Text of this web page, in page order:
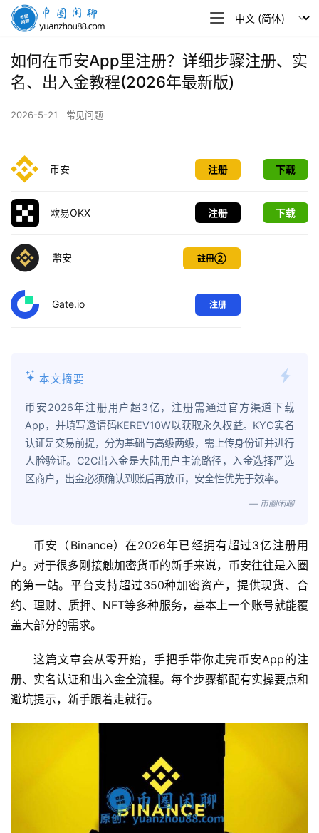
币
闲
聊
如何在币安App里注册？详细步骤注册、实
名、出入金教程(2026年最新版)
2026-5-21 常见问题
币安 注册 下载
欧易OKX 注册 下载
幣安 註冊②
Gate.io 注册
本文摘要
币安2026年注册用户超3亿，注册需通过官方渠道下载
App，并填写邀请码KEREV10W以获取永久权益。KYC实名
认证是交易前提，分为基础与高级两级，需上传身份证并进行
人脸验证。C2C出入金是大陆用户主流路径，入金选择严选
区商户，出金必须确认到账后再放币，安全性优先于效率。
— 币圈闲聊
币安（Binance）在2026年已经拥有超过3亿注册用
户。对于很多刚接触加密货币的新手来说，币安往往是入圈
的第一站。平台支持超过350种加密资产，提供现货、合
约、理财、质押、NFT等多种服务，基本上一个账号就能覆
盖大部分的需求。
这篇文章会从零开始，手把手带你走完币安App的注
册、实名认证和出入金全流程。每个步骤都配有实操要点和
避坑提示，新手跟着走就行。